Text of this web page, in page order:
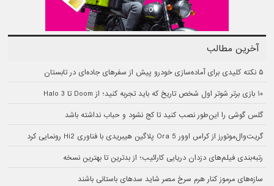
آخرین مطالب
۵ نکته کلیدی برای آماده‌سازی خودرو پیش از سفرهای جاده‌ای در تابستان
۱۰ بازی برتر شوتر اول شخص تاریخ که باید تجربه کنید؛ از Doom تا Halo 3
گلس گوشی را این‌طور نصب کنید تا کج نشود و حباب نداشته باشد
گریت‌وال‌موتورز از کراس اوور Ora 5 پلاگین هیبریدی با فناوری Hi2 رونمایی کرد
رتبه‌بندی فیلم‌های دزدان دریایی کارائیب؛ از بدترین تا بهترین نسخه
سازه‌های مرموز کنار هرم سرخ مصر شاید سدهای باستانی باشند